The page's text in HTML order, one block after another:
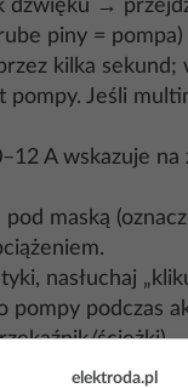
dźwięku →
piny = pompa)
kilka sekund;
Jeśli
A wskazuje
maską
nasłuchaj
podczas
ścieżki).
elektroda.pl